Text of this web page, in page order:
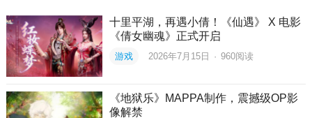
十里平湖，再遇小倩！《仙遇》 X 电影
《倩女幽魂》正式开启
游戏 2026年7月15日 · 960阅读
《地狱乐》MAPPA制作，震撼级OP影
像解禁